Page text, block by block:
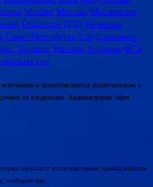
Москве Москвы Московская
Общество ПДД Политика
Санкт-Петербурге Следственного
Украина Украине Украины ФСБ
сил
и предоставляются исключительно в
их владельцам. Администрация сайта
нарушают авторские права, принадлежащие
сообщите нам.